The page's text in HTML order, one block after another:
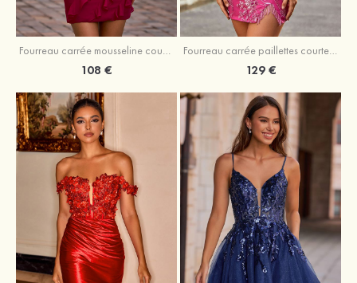
Fourreau carrée mousseline courte/mini robe de fête de la rentré avec volants
108 €
Fourreau carrée paillettes courte/mini robe de fête de la rentrée
129 €